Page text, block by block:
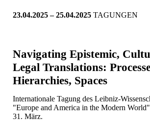
23.04.2025 – 25.04.2025 TAGUNGEN
Navigating Epistemic,
Legal Translations:
Hierarchies, Spaces
Internationale Tagung des Leibniz-
"Europe and America in the Modern
31. März.